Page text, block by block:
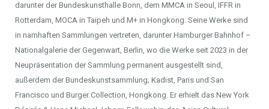
darunter der Bundeskunsthalle Bonn, dem MMCA in Seoul, IFFR in
Rotterdam, MOCA in Taipeh und M+ in Hongkong. Seine Werke sind
in namhaften Sammlungen vertreten, darunter Hamburger Bahnhof –
Nationalgalerie der Gegenwart, Berlin, wo die Werke seit 2023 in der
Neupräsentation der Sammlung permanent ausgestellt sind,
außerdem der Bundeskunstsammlung; Kadist, Paris und San
Francisco und Burger Collection, Hongkong. Er erhielt das New York